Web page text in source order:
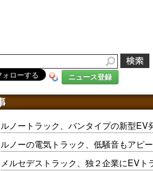
ニュース登録
ルノートラック、バンタイプの新型EV
ルノーの電気トラック、低騒音もアピ
メルセデストラック、独２企業にEVト